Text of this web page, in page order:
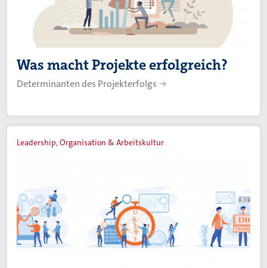
Was macht Projekte erfolgreich?
Determinanten des Projekterfolgs
Leadership, Organisation & Arbeitskultur